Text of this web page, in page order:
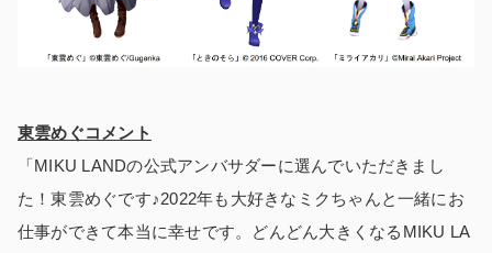
東雲めぐコメント
「MIKU LANDの公式アンバサダーに選んでいただきまし
た！東雲めぐです♪2022年も大好きなミクちゃんと一緒にお
仕事ができて本当に幸せです。どんどん大きくなるMIKU LA